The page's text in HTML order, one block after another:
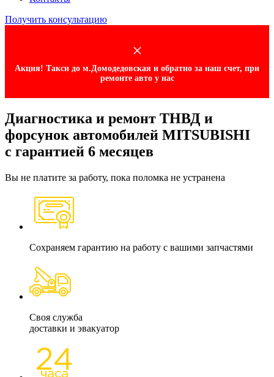
Получить консультацию
×
Акция! Такси до м.Домодедовская и обратно за наш счет, при
ремонте авто у нас
Диагностика и ремонт ТНВД и
форсунок автомобилей MITSUBISHI
с гарантией 6 месяцев
Вы не платите за работу, пока поломка не устранена
Сохраняем гарантию на работу с вашими запчастями
Своя служба
доставки и эвакуатор